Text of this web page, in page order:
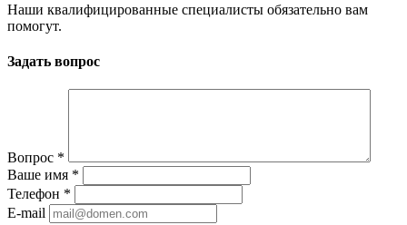
Наши квалифицированные специалисты обязательно вам
помогут.
Задать вопрос
Вопрос *
Ваше имя *
Телефон *
E-mail